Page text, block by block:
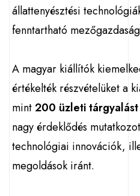
állattenyésztési
fenntartható
A magyar kiállítók
értékelték részvételüket a
mint200 üzleti tárgyalást
nagy érdeklődés
technológiai innovációk,
megoldások iránt.